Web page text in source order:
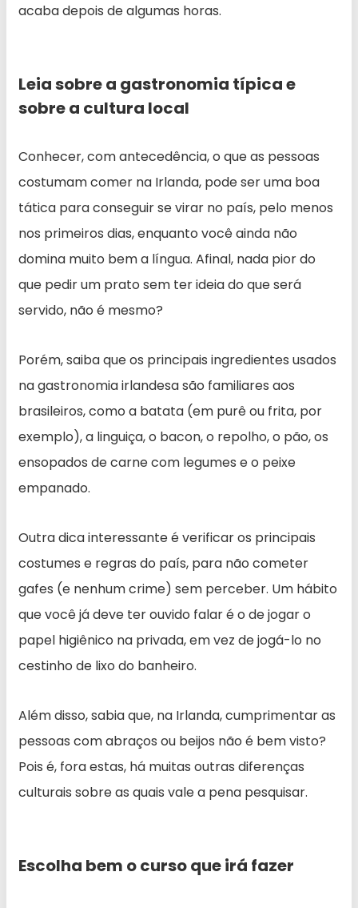
acaba depois de algumas horas.
Leia sobre a gastronomia típica e
sobre a cultura local
Conhecer, com antecedência, o que as pessoas
costumam comer na Irlanda, pode ser uma boa
tática para conseguir se virar no país, pelo menos
nos primeiros dias, enquanto você ainda não
domina muito bem a língua. Afinal, nada pior do
que pedir um prato sem ter ideia do que será
servido, não é mesmo?
Porém, saiba que os principais ingredientes usados
na gastronomia irlandesa são familiares aos
brasileiros, como a batata (em purê ou frita, por
exemplo), a linguiça, o bacon, o repolho, o pão, os
ensopados de carne com legumes e o peixe
empanado.
Outra dica interessante é verificar os principais
costumes e regras do país, para não cometer
gafes (e nenhum crime) sem perceber. Um hábito
que você já deve ter ouvido falar é o de jogar o
papel higiênico na privada, em vez de jogá-lo no
cestinho de lixo do banheiro.
Além disso, sabia que, na Irlanda, cumprimentar as
pessoas com abraços ou beijos não é bem visto?
Pois é, fora estas, há muitas outras diferenças
culturais sobre as quais vale a pena pesquisar.
Escolha bem o curso que irá fazer